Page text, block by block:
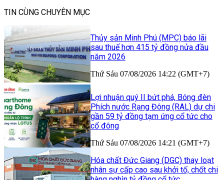
TIN CÙNG CHUYÊN MỤC
Thủy sản Minh Phú (MPC) báo lãi
sau thuế hơn 415 tỷ đồng nửa đầu
năm 2026
Thứ Sáu 07/08/2026 14:22 (GMT+7)
Lợi nhuận quý II bứt phá, Bóng đèn
Phích nước Rạng Đông (RAL) dự chi
gần 59 tỷ đồng tạm ứng cổ tức cho
cổ đông
Thứ Sáu 07/08/2026 14:21 (GMT+7)
Hóa chất Đức Giang (DGC) thay loạt
nhân sự cấp cao sau khởi tố, chốt chi